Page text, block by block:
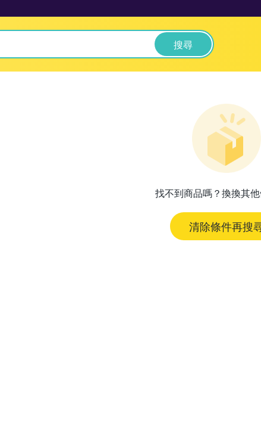
搜尋
找不到商品嗎？換換其他
清除條件再搜